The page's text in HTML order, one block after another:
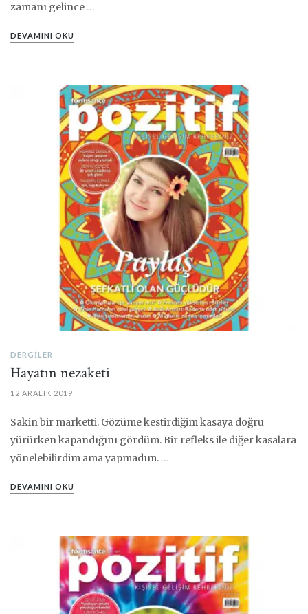
zamanı gelince …
DEVAMINI OKU
DERGILER
Hayatın nezaketi
12 ARALIK 2019
Sakin bir marketti. Gözüme kestirdiğim kasaya doğru
yürürken kapandığını gördüm. Bir refleks ile diğer kasalara
yönelebilirdim ama yapmadım. …
DEVAMINI OKU